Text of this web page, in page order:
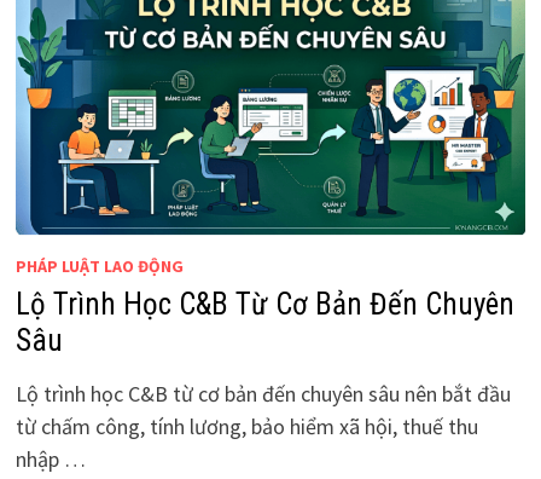
PHÁP LUẬT LAO ĐỘNG
Lộ Trình Học C&B Từ Cơ Bản Đến Chuyên
Sâu
Lộ trình học C&B từ cơ bản đến chuyên sâu nên bắt đầu
từ chấm công, tính lương, bảo hiểm xã hội, thuế thu
nhập …